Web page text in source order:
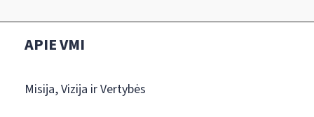
APIE VMI
Misija, Vizija ir Vertybės